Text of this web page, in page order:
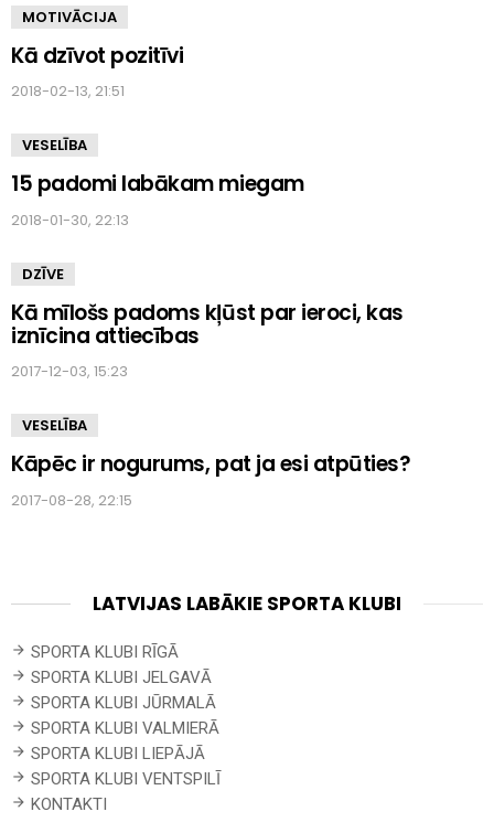
MOTIVĀCIJA
Kā dzīvot pozitīvi
2018-02-13, 21:51
VESELĪBA
15 padomi labākam miegam
2018-01-30, 22:13
DZĪVE
Kā mīlošs padoms kļūst par ieroci, kas
iznīcina attiecības
2017-12-03, 15:23
VESELĪBA
Kāpēc ir nogurums, pat ja esi atpūties?
2017-08-28, 22:15
LATVIJAS LABĀKIE SPORTA KLUBI
SPORTA KLUBI RĪGĀ
SPORTA KLUBI JELGAVĀ
SPORTA KLUBI JŪRMALĀ
SPORTA KLUBI VALMIERĀ
SPORTA KLUBI LIEPĀJĀ
SPORTA KLUBI VENTSPILĪ
KONTAKTI